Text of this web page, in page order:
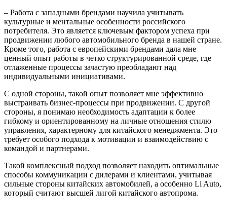
– Работа с западными брендами научила учитывать
культурные и ментальные особенности российского
потребителя. Это является ключевым фактором успеха при
продвижении любого автомобильного бренда в нашей стране.
Кроме того, работа с европейскими брендами дала мне
ценный опыт работы в четко структурированной среде, где
отлаженные процессы зачастую преобладают над
индивидуальными инициативами.
С одной стороны, такой опыт позволяет мне эффективно
выстраивать бизнес-процессы при продвижении. С другой
стороны, я понимаю необходимость адаптации к более
гибкому и ориентированному на личные отношения стилю
управления, характерному для китайского менеджмента. Это
требует особого подхода к мотивации и взаимодействию с
командой и партнерами.
Такой комплексный подход позволяет находить оптимальные
способы коммуникации с дилерами и клиентами, учитывая
сильные стороны китайских автомобилей, а особенно Li Auto,
который считают высшей лигой китайского автопрома.